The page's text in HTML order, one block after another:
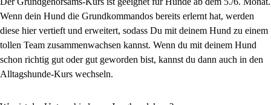
Wenn dein Hund die Grundkommandos bereits erlernt hat, werden
diese hier vertieft und erweitert, sodass Du mit deinem Hund zu einem
tollen Team zusammenwachsen kannst. Wenn du mit deinem Hund
schon richtig gut oder gut geworden bist, kannst du dann auch in den
Alltagshunde-Kurs wechseln.